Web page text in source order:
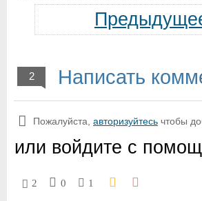
2 Написать
Пожалуйста, авторизуйтесь чтобы
или войдите с
2 0 1